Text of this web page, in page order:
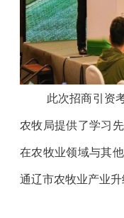
此次招商引资
农牧局提供了学习
在农牧业领域与其
通辽市农牧业产业升